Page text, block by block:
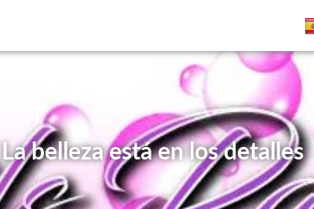
La belleza está en los detalles